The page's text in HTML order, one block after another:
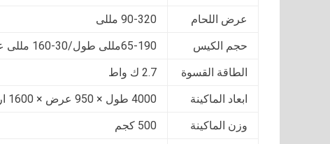
عرض اللحام
90-320 مللى
حجم الكيس
65-190مللى طول/30-160 مللى عرض/5-50مللى ارتفاع
الطاقة القسوة
2.7 ك واط
ابعاد الماكينة
4000 طول × 950 عرض × 1600 ارتفاع (مللى)
وزن الماكينة
500 كجم